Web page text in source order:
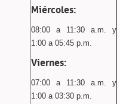
Miércoles:
08:00 a 11:30 a.m. y
1:00 a 05:45 p.m.
Viernes:
07:00 a 11:30 a.m. y
1:00 a 03:30 p.m.